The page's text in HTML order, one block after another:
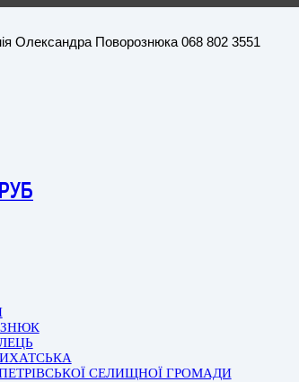
Олександра Поворознюка 068 802 3551
СЕЛИЩНОЇ ГРОМАДИ